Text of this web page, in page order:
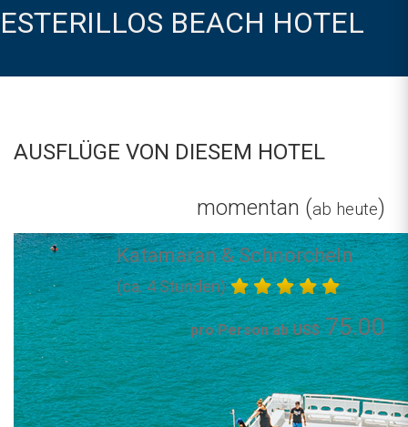
ESTERILLOS BEACH HOTEL
AUSFLÜGE VON DIESEM HOTEL
momentan (ab heute)
Katamaran & Schnorcheln
(ca. 4 Stunden)
pro Person ab US$75.00